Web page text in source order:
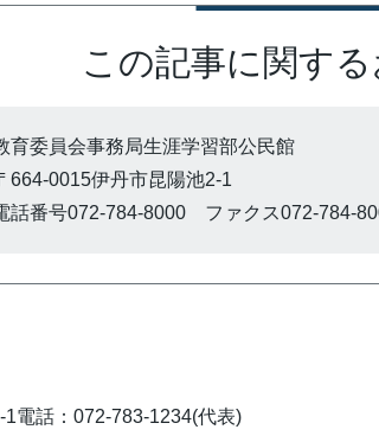
この記事に関す
育委員会事務局生涯学習部公民館
664-0015伊丹市昆陽池2-1
話番号072-784-8000 ファクス072-784-
1電話：072-783-1234(代表)